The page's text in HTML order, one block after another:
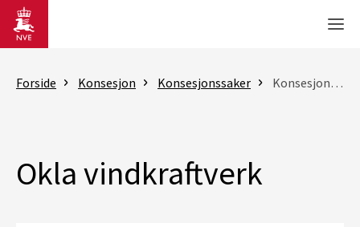
Gå til hovedinnhold
Forside Konsesjon Konsesjonssaker Konsesjonssak
Okla vindkraftverk